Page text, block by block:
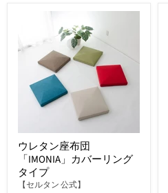
ウレタン座布団
「IMONIA」カバーリング
タイプ
【セルタン 公式】